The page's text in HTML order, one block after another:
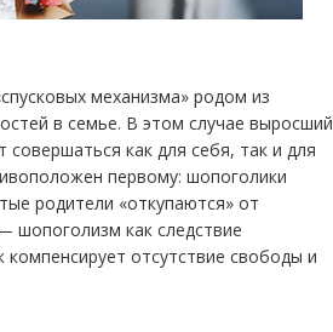
механизма» родом из
в семье. В этом случае выросший
как для себя, так и для
первому: шопоголики
родители «откупаются» от
шопоголизм как следствие
отсутствие свободы и